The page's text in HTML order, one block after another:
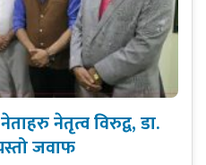
नेतृत्व विरुद्व, डा.
जवाफ